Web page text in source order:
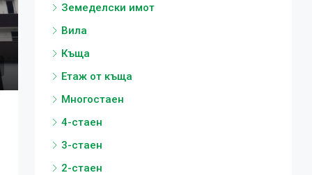
Земеделски имот
Вила
Къща
Етаж от къща
Многостаен
4-стаен
3-стаен
2-стаен